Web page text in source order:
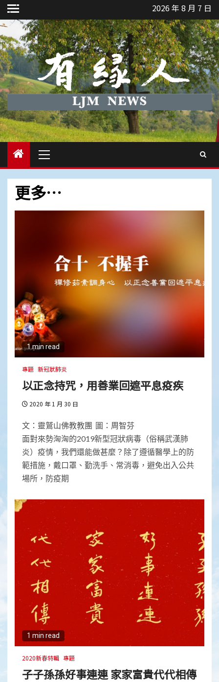
Skip
to
content
2026 年 8 月 7 日
Menu
更多…
1 min read
專題 新冠狀肺炎
以正念持咒，用善業回遮平息疫疾
2020 年 1 月 30 日
文：靈鷲山佛教教團 圖：周智芬
面對來勢洶洶的2019新型冠狀病毒（俗稱武漢肺
炎）疫情，我們還能做甚麼？除了遵循醫學上的防
範措施，戴口罩、勤洗手、常消毒，避免出入公共
場所，防疫期
1 min read
2020新春特輯 專題
子子孫孫好事連連 家家富貴代代相傳